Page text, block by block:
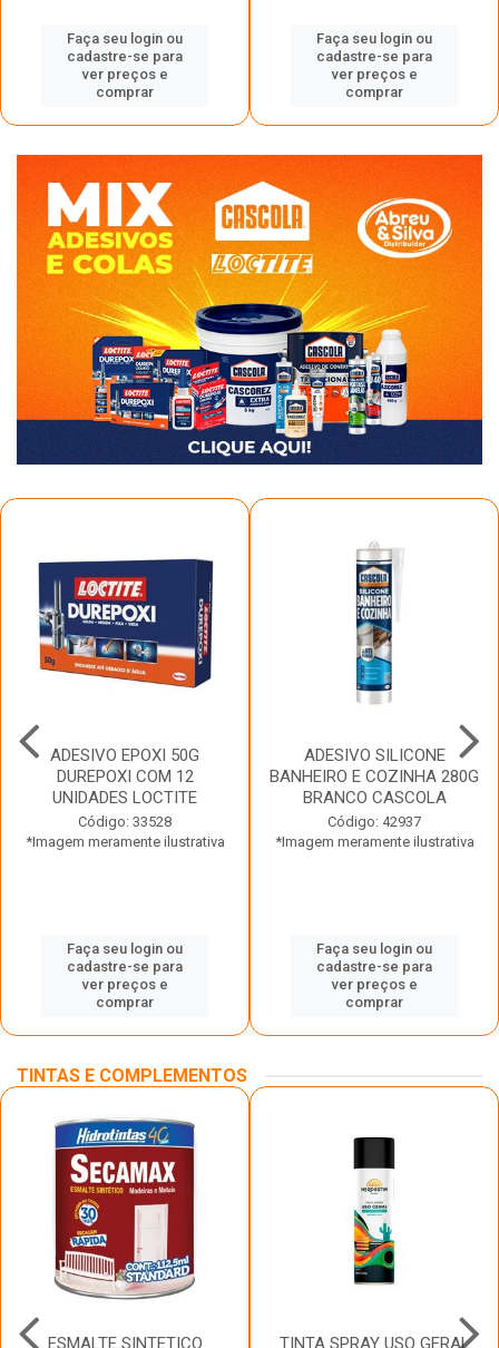
Faça seu login ou
cadastre-se para
ver preços e
comprar
Faça seu login ou
cadastre-se para
ver preços e
comprar
ADESIVO EPOXI 50G
DUREPOXI COM 12
UNIDADES LOCTITE
Código: 33528
*Imagem meramente ilustrativa
Faça seu login ou
cadastre-se para
ver preços e
comprar
ADESIVO SILICONE
BANHEIRO E COZINHA 280G
BRANCO CASCOLA
Código: 42937
*Imagem meramente ilustrativa
Faça seu login ou
cadastre-se para
ver preços e
comprar
TINTAS E COMPLEMENTOS
ESMALTE SINTETICO TINTA SPRAY USO GERAL